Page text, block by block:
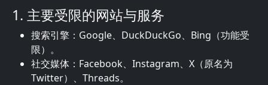
1. 主要受限的网站与服务
搜索引擎：Google、DuckDuckGo、Bing（功能受
限）。
社交媒体：Facebook、Instagram、X（原名为
Twitter）、Threads。